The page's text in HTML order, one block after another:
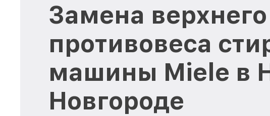
Замена верхнего
противовеса
машины Miele в
Новгороде